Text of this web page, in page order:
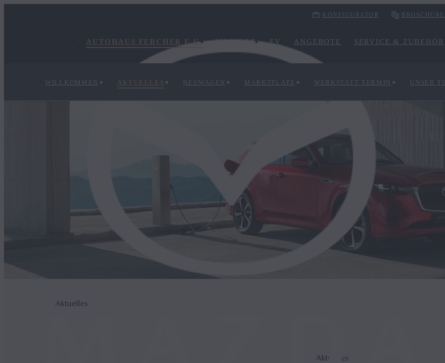
KONFIGURATOR
AUTOHAUS FERCHER E.U. MODELLE EV ANGEBOTE SERVICE & ZUBEHÖR
WILLKOMMEN AKTUELLES NEUWAGEN MARKTPLATZ WERKSTATT TERMIN UNSER
Aktuelles
Ak­tu­el­les